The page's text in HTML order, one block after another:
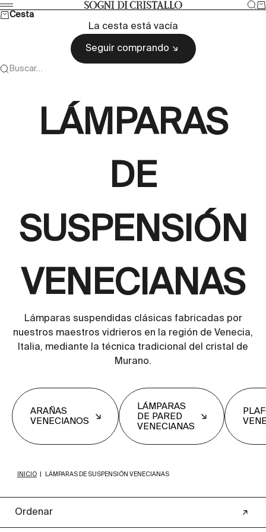
Ir al contenido Sogni di cristallo
Menú
Cesta
La cesta está vacía
Seguir comprando
Buscar…
LÁMPARAS
DE
SUSPENSIÓN
VENECIANAS
Lámparas suspendidas clásicas fabricadas por
nuestros maestros vidrieros en la región de Venecia,
Italia, mediante la técnica tradicional del cristal de
Murano.
ARAÑAS
VENECIANOS
LÁMPARAS
DE PARED
VENECIANAS
INICIO LÁMPARAS DE SUSPENSIÓN VENECIANAS
Ordenar